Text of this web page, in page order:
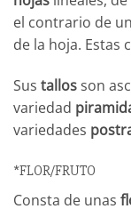
el contrario de
de la hoja. Estas
Sus tallosson
variedad
variedades
*FLOR/FRUTO
Consta de unas